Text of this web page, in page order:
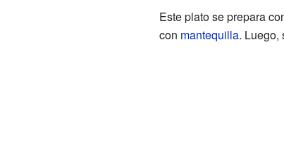
Este plato se prepara
con mantequilla. Luego,